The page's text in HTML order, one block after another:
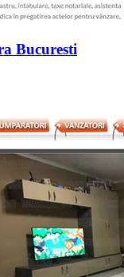
Bucuresti